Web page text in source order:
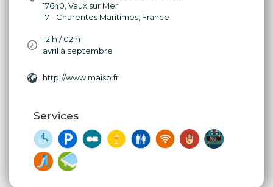
17640 Vaux sur Mer
17 - Charentes Maritimes France
12 h / 02 h
avril à septembre
http://www.maisb.fr
Services